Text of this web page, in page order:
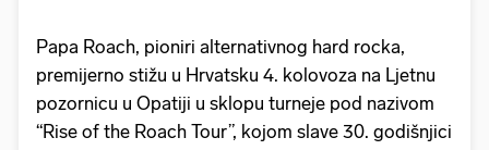
Papa Roach, pioniri alternativnog hard rocka,
premijerno stižu u Hrvatsku 4. kolovoza na Ljetnu
pozornicu u Opatiji u sklopu turneje pod nazivom
“Rise of the Roach Tour”, kojom slave 30. godišnjici